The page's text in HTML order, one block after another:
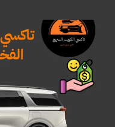
بسرعة
وأمان
مع
50530752؟